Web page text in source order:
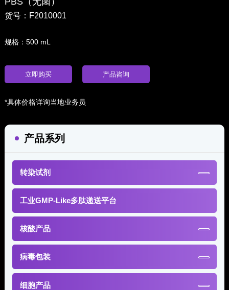
货号：F2010001
规格：500 mL
立即购买 产品咨询
*具体价格详询当地业务员
产品系列
转染试剂
工业GMP-Like多肽递送平台
核酸产品
病毒包装
细胞产品